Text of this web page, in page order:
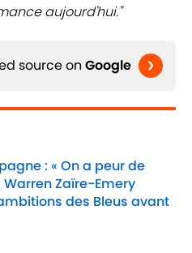
aujourd'hui."
source on Google
: « On a peur de
Warren Zaïre-Emery
des Bleus avant
Invalid Date